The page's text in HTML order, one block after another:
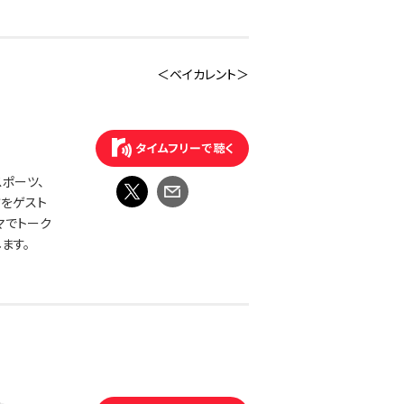
＜ベイカレント＞
ーツ、
ゲスト
でトーク
す。